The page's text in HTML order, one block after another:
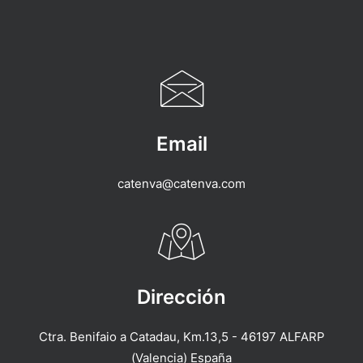
Email
catenva@catenva.com
Dirección
Ctra. Benifaio a Catadau, Km.13,5 - 46197 ALFARP
(Valencia) España